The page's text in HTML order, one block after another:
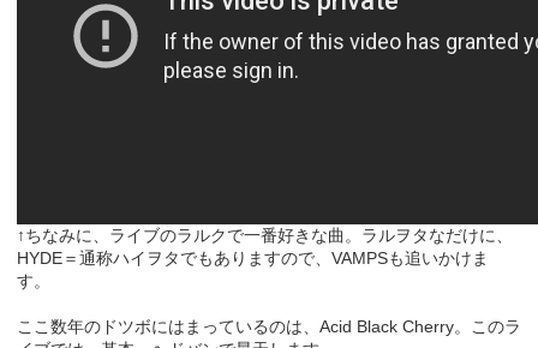
↑ちなみに、ライブのラルクで一番好きな曲。ラルヲタなだけに、
HYDE＝通称ハイヲタでもありますので、VAMPSも追いかけま
す。
ここ数年のドツボにはまっているのは、Acid Black Cherry。このラ